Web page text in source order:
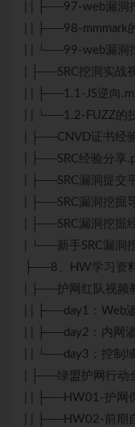
| | ├──97-web漏洞
| | ├──98-mmmark
| | └──99-web漏洞
| ├──SRC挖洞实战
| | ├──1.1-JS逆向
| | └──1.2-FUZZ的
| ├──CNVD证书经
| ├──SRC经验分享
| ├──SRC漏洞提交
| ├──SRC漏洞挖掘
| ├──SRC漏洞挖掘
| └──新手SRC漏洞
├──8、HW学习资
| ├──护网红队视频
| | ├──day1：Web
| | ├──day2：内网
| | └──day3：控制
| ├──绿盟护网行动
| | ├──HW01-护网
| | ├──HW02-前期